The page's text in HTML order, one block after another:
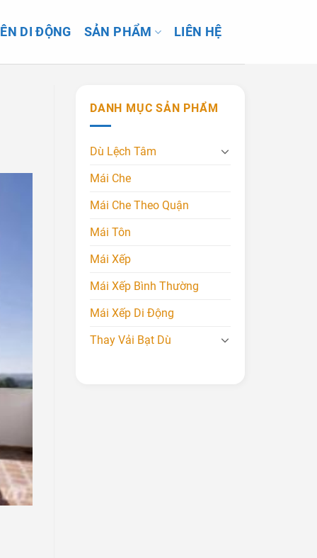
DI ĐỘNG SẢN PHẨM LIÊN HỆ
DANH MỤC SẢN PHẨM
Dù Lệch Tâm
Mái Che
Mái Che Theo Quận
Mái Tôn
Mái Xếp
Mái Xếp Bình Thường
Mái Xếp Di Động
Thay Vải Bạt Dù